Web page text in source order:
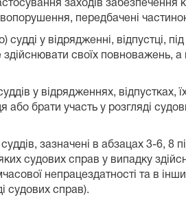
заходів
передбачені
судді у відрядженні, відпустці,
своїх повноважень,
у відрядженнях,
брати участь у розгляді
зазначені в абзацах 3-6, 8
судових справ у випадку
непрацездатності та в
судових справ).